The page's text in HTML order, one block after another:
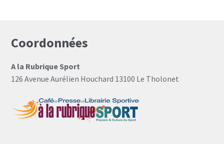
Coordonnées
A la Rubrique Sport
126 Avenue Aurélien Houchard 13100 Le Tholonet